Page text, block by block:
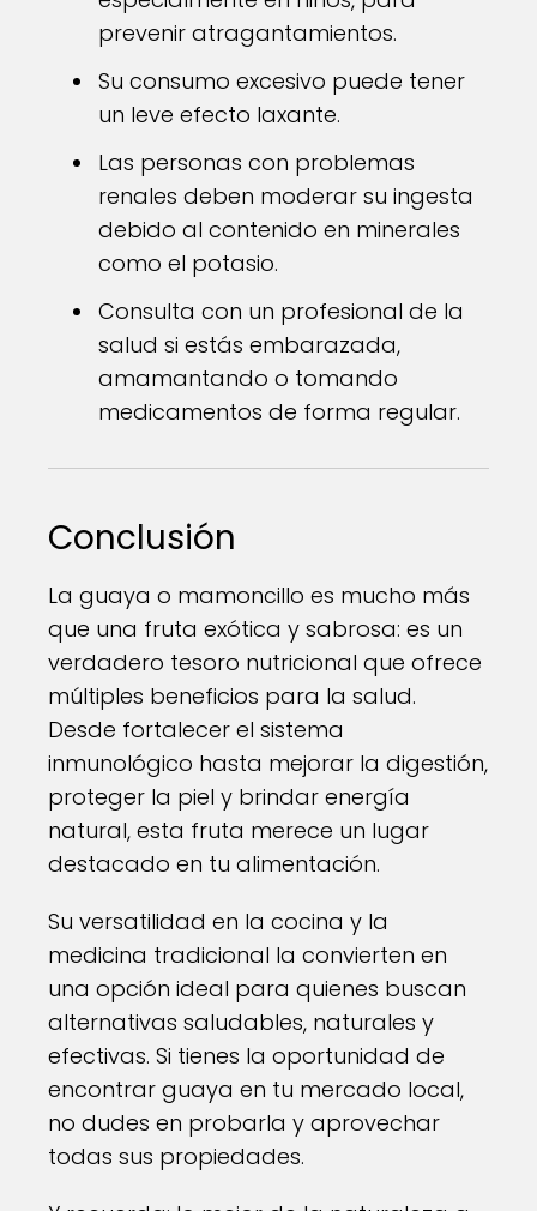
prevenir atragantamientos.
Su consumo excesivo puede tener
un leve efecto laxante.
Las personas con problemas
renales deben moderar su ingesta
debido al contenido en minerales
como el potasio.
Consulta con un profesional de la
salud si estás embarazada,
amamantando o tomando
medicamentos de forma regular.
Conclusión
La guaya o mamoncillo es mucho más
que una fruta exótica y sabrosa: es un
verdadero tesoro nutricional que ofrece
múltiples beneficios para la salud.
Desde fortalecer el sistema
inmunológico hasta mejorar la digestión,
proteger la piel y brindar energía
natural, esta fruta merece un lugar
destacado en tu alimentación.
Su versatilidad en la cocina y la
medicina tradicional la convierten en
una opción ideal para quienes buscan
alternativas saludables, naturales y
efectivas. Si tienes la oportunidad de
encontrar guaya en tu mercado local,
no dudes en probarla y aprovechar
todas sus propiedades.